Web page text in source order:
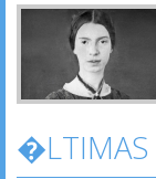
�LTIMAS